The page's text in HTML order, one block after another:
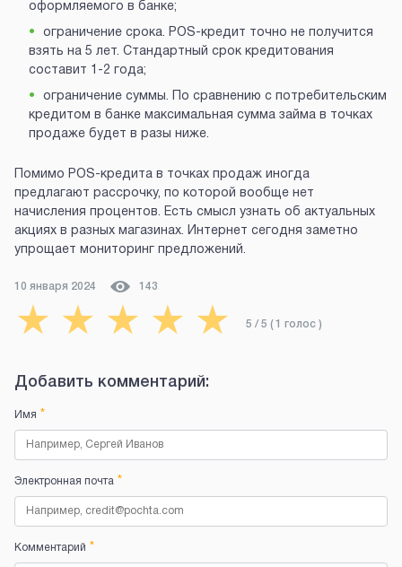
оформляемого в банке;
ограничение срока. POS-кредит точно не получится
взять на 5 лет. Стандартный срок кредитования
составит 1-2 года;
ограничение суммы. По сравнению с потребительским
кредитом в банке максимальная сумма займа в точках
продаже будет в разы ниже.
Помимо POS-кредита в точках продаж иногда
предлагают рассрочку, по которой вообще нет
начисления процентов. Есть смысл узнать об актуальных
акциях в разных магазинах. Интернет сегодня заметно
упрощает мониторинг предложений.
10 января 2024 143
★ ★ ★ ★ ★ 5 / 5 ( 1 голос )
Добавить комментарий:
Имя *
Электронная почта *
Комментарий *